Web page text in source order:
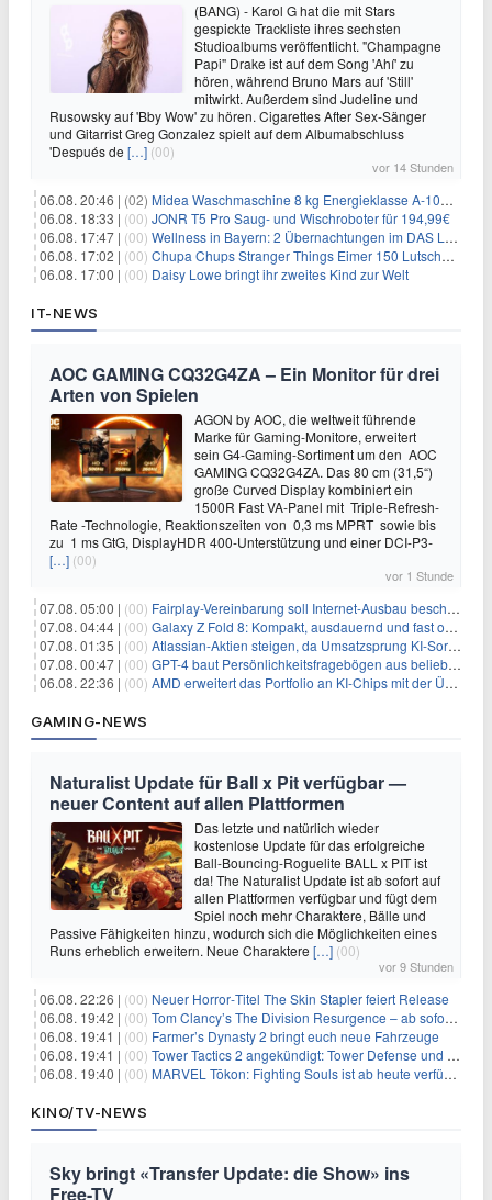
(BANG) - Karol G hat die mit Stars
gespickte Trackliste ihres sechsten
Studioalbums veröffentlicht. "Champagne
Papi" Drake ist auf dem Song 'Ahí' zu
hören, während Bruno Mars auf 'Still'
mitwirkt. Außerdem sind Judeline und
Rusowsky auf 'Bby Wow' zu hören. Cigarettes After Sex-Sänger
und Gitarrist Greg Gonzalez spielt auf dem Albumabschluss
'Después de […] (00)
vor 14 Stunden
06.08. 20:46 | (02) Midea Waschmaschine 8 kg Energieklasse A-10% 1400 U/Min für 289,97€
06.08. 18:33 | (00) JONR T5 Pro Saug- und Wischroboter für 194,99€
06.08. 17:47 | (00) Wellness in Bayern: 2 Übernachtungen im DAS LUDWIG Sports Resort inkl. HP + Wellness ab 174€ p.P.
06.08. 17:02 | (00) Chupa Chups Stranger Things Eimer 150 Lutscher für 21,95€
06.08. 17:00 | (00) Daisy Lowe bringt ihr zweites Kind zur Welt
IT-NEWS
AOC GAMING CQ32G4ZA – Ein Monitor für drei
Arten von Spielen
AGON by AOC, die weltweit führende
Marke für Gaming-Monitore, erweitert
sein G4-Gaming-Sortiment um den AOC
GAMING CQ32G4ZA. Das 80 cm (31,5“)
große Curved Display kombiniert ein
1500R Fast VA-Panel mit Triple-Refresh-
Rate -Technologie, Reaktionszeiten von 0,3 ms MPRT sowie bis
zu 1 ms GtG, DisplayHDR 400-Unterstützung und einer DCI-P3-
[…] (00)
vor 1 Stunde
07.08. 05:00 | (00) Fairplay-Vereinbarung soll Internet-Ausbau beschleunigen
07.08. 04:44 | (00) Galaxy Z Fold 8: Kompakt, ausdauernd und fast ohne Falte
07.08. 01:35 | (00) Atlassian-Aktien steigen, da Umsatzsprung KI-Sorgen dämpft
07.08. 00:47 | (00) GPT-4 baut Persönlichkeitsfragebögen aus beliebigen Texten und sagt Antworten voraus
06.08. 22:36 | (00) AMD erweitert das Portfolio an KI-Chips mit der Übernahme von Taalas
GAMING-NEWS
Naturalist Update für Ball x Pit verfügbar —
neuer Content auf allen Plattformen
Das letzte und natürlich wieder
kostenlose Update für das erfolgreiche
Ball-Bouncing-Roguelite BALL x PIT ist
da! The Naturalist Update ist ab sofort auf
allen Plattformen verfügbar und fügt dem
Spiel noch mehr Charaktere, Bälle und
Passive Fähigkeiten hinzu, wodurch sich die Möglichkeiten eines
Runs erheblich erweitern. Neue Charaktere […] (00)
vor 9 Stunden
06.08. 22:26 | (00) Neuer Horror‑Titel The Skin Stapler feiert Release
06.08. 19:42 | (00) Tom Clancy’s The Division Resurgence – ab sofort für euch verfügbar
06.08. 19:41 | (00) Farmer’s Dynasty 2 bringt euch neue Fahrzeuge
06.08. 19:41 | (00) Tower Tactics 2 angekündigt: Tower Defense und Deckbuilding Kombo kehrt zurück
06.08. 19:40 | (00) MARVEL Tōkon: Fighting Souls ist ab heute verfügbar
KINO/TV-NEWS
Sky bringt «Transfer Update: die Show» ins
Free-TV